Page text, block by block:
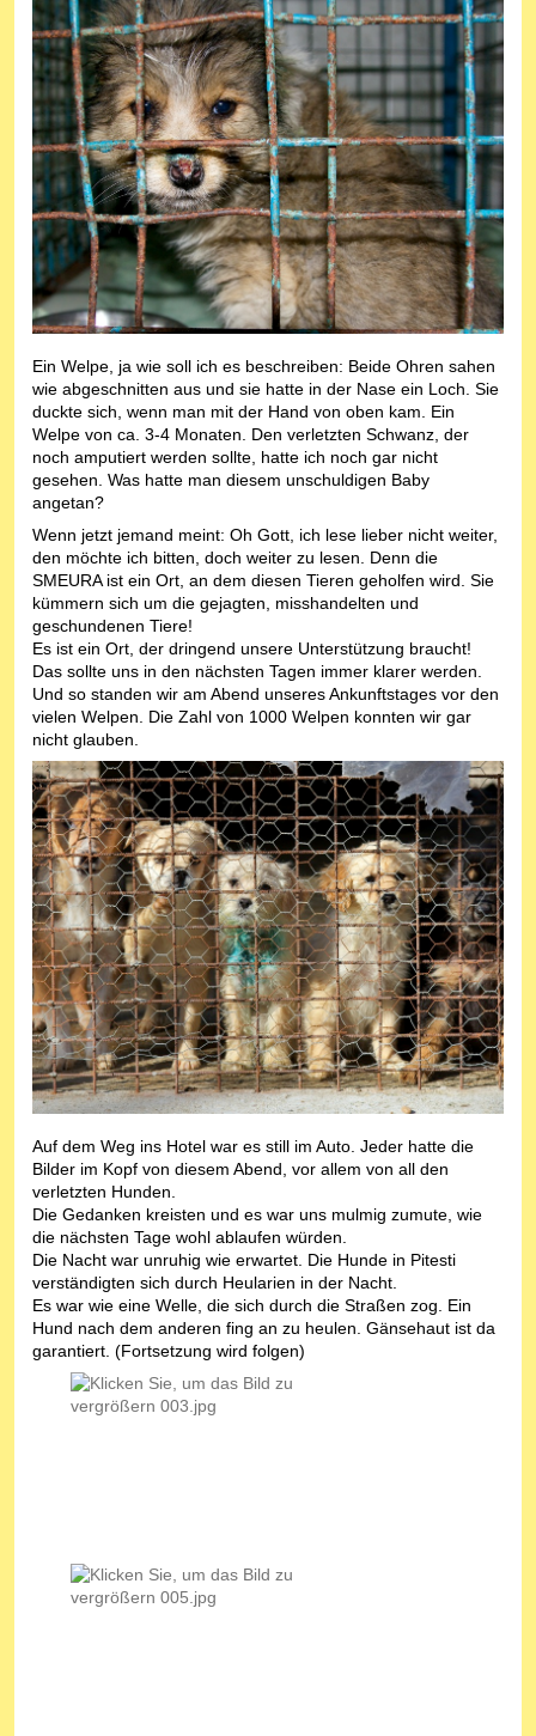
Ein Welpe, ja wie soll ich es beschreiben: Beide Ohren sahen
wie abgeschnitten aus und sie hatte in der Nase ein Loch. Sie
duckte sich, wenn man mit der Hand von oben kam. Ein
Welpe von ca. 3-4 Monaten. Den verletzten Schwanz, der
noch amputiert werden sollte, hatte ich noch gar nicht
gesehen. Was hatte man diesem unschuldigen Baby
angetan?
Wenn jetzt jemand meint: Oh Gott, ich lese lieber nicht weiter,
den möchte ich bitten, doch weiter zu lesen. Denn die
SMEURA ist ein Ort, an dem diesen Tieren geholfen wird. Sie
kümmern sich um die gejagten, misshandelten und
geschundenen Tiere!
Es ist ein Ort, der dringend unsere Unterstützung braucht!
Das sollte uns in den nächsten Tagen immer klarer werden.
Und so standen wir am Abend unseres Ankunftstages vor den
vielen Welpen. Die Zahl von 1000 Welpen konnten wir gar
nicht glauben.
Auf dem Weg ins Hotel war es still im Auto. Jeder hatte die
Bilder im Kopf von diesem Abend, vor allem von all den
verletzten Hunden.
Die Gedanken kreisten und es war uns mulmig zumute, wie
die nächsten Tage wohl ablaufen würden.
Die Nacht war unruhig wie erwartet. Die Hunde in Pitesti
verständigten sich durch Heularien in der Nacht.
Es war wie eine Welle, die sich durch die Straßen zog. Ein
Hund nach dem anderen fing an zu heulen. Gänsehaut ist da
garantiert. (Fortsetzung wird folgen)